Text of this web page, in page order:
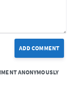
ADD COMMENT
ANONYMOUSLY